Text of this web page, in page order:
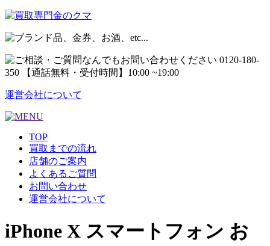
運営会社について
TOP
買取までの流れ
店舗のご案内
よくあるご質問
お問い合わせ
運営会社について
iPhone X スマートフォン お